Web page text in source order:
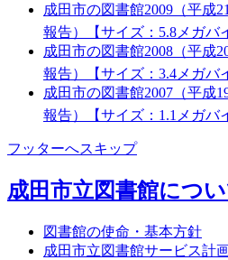
成田市の図書館2009（平成
報告）【サイズ：5.8メガバ
成田市の図書館2008（平成
報告）【サイズ：3.4メガバ
成田市の図書館2007（平成
報告）【サイズ：1.1メガバ
フッターへスキップ
成田市立図書館につ
図書館の使命・基本方針
成田市立図書館サービス計